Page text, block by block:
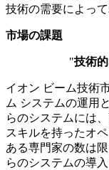
技術の需要によっ
市場の課題
"技術
イオン ビーム技術
ム システムの運用
らのシステムには
スキルを持ったオ
ある専門家の数は
らのシステムの導